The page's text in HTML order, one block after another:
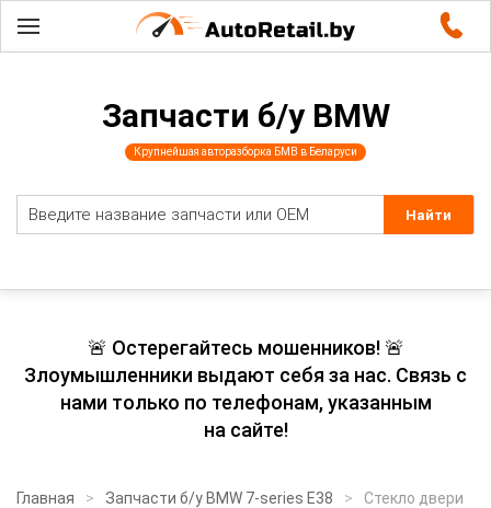
Запчасти б/у BMW
Крупнейшая авторазборка БМВ в Беларуси
🚨 Остерегайтесь мошенников! 🚨
Злоумышленники выдают себя за нас. Связь с
нами только по телефонам, указанным
на сайте!
Главная Запчасти б/у BMW 7-series E38
Стекло двери